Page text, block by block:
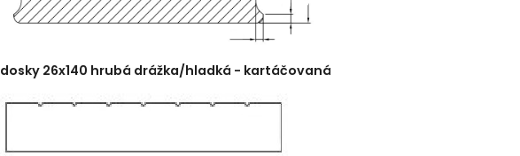
dosky 26x140 hrubá drážka/hladká - kartáčovaná